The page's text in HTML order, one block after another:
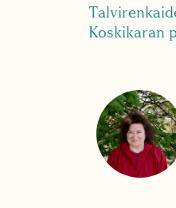
Koskikaran